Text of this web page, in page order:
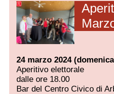
24 marzo 2024
Aperitivo elettorale
dalle ore 18.00
Bar del Centro Civico di